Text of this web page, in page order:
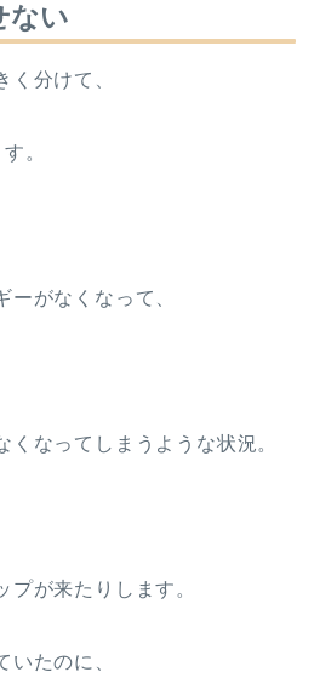
ない
く分けて、
。
ーがなくなって、
くなってしまうような状況。
プが来たりします。
いたのに、